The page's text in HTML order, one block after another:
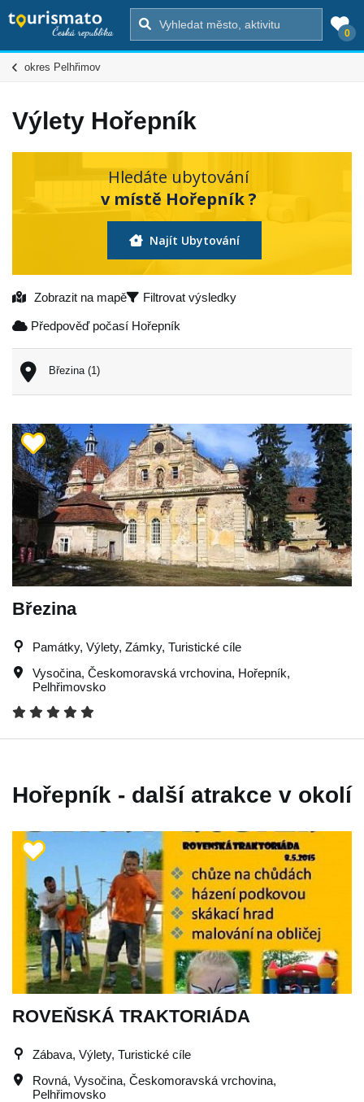
0
okres Pelhřimov
Výlety Hořepník
Hledáte ubytování
v místě Hořepník ?
Najít Ubytování
Zobrazit na mapě Filtrovat výsledky
Předpověď počasí Hořepník
Březina (1)
Březina
Památky, Výlety, Zámky, Turistické cíle
Vysočina, Českomoravská vrchovina, Hořepník,
Pelhřimovsko
Hořepník - další atrakce v okolí
ROVEŇSKÁ TRAKTORIÁDA
Zábava, Výlety, Turistické cíle
Rovná, Vysočina, Českomoravská vrchovina,
Pelhřimovsko